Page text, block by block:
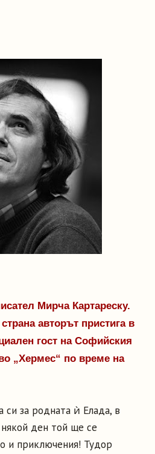
Мирча Картареску.
авторът пристига в
гост на Софийския
„Хермес“ по време на
си за родната ѝ Елада, в
ден той ще се
и приключения! Тудор